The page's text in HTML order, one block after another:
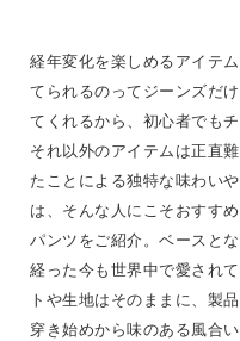
経年変化を楽しめるアイテ
てられるのってジーンズだ
てくれるから、初心者でも
それ以外のアイテムは正直
たことによる独特な味わい
は、そんな人にこそおすす
パンツをご紹介。ベースと
経った今も世界中で愛され
トや生地はそのままに、製
穿き始めから味のある風合